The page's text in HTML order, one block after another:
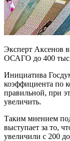
Эксперт Аксенов
ОСАГО до 400
Инициатива
коэффициента по
правильной, при
увеличить.
Таким мнением
выступает за то,
увеличили с 200